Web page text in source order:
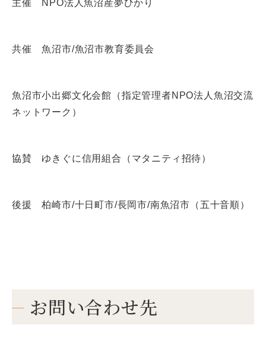
主催 NPO法人魚沼産夢ひかり
共催 魚沼市/魚沼市教育委員会
魚沼市小出郷文化会館（指定管理者NPO法人魚沼交流
ネットワーク）
協賛 ゆきぐに信用組合（マタニティ招待）
後援 柏崎市/十日町市/長岡市/南魚沼市（五十音順）
お問い合わせ先